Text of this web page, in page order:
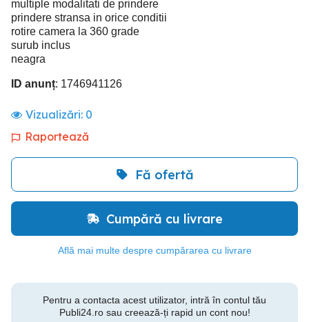
multiple modalitati de prindere
prindere stransa in orice conditii
rotire camera la 360 grade
surub inclus
neagra
ID anunț: 1746941126
Vizualizări: 0
Raportează
Fă ofertă
Cumpără cu livrare
Află mai multe despre cumpărarea cu livrare
Pentru a contacta acest utilizator, intră în contul tău
Publi24.ro sau creează-ți rapid un cont nou!